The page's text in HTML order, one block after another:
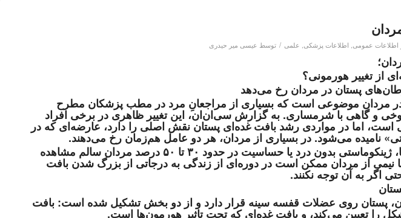
اطلاعات عمومی, اطلاعات پزشکی, علمی / توسط عیسی میر حیدری
از تغییر هورمونی؟
پستان در مردان رخ می‌دهد
مردان موضوعی است که بسیاری از مراجعانِ مرد در مطب پزشکان مطرح
و گاهی با شرمساری. به گزارش سی‌ان‌ان، این تغییر ظاهری در برخی افراد
است، اما در مواردی رشد بافت غده‌ای پستان نقش اصلی را دارد، عارضه‌ای که در
نامیده می‌شود. در بسیاری از مردان، هر دو عامل هم‌زمان رخ می‌دهند.
بر اساس پژوهش‌ها، ژینکوماستی بدون درد یا حساسیت در حدود ۳۰ تا ۵۰ درصد مردان سالم مشاهده
نیمی از مردان ممکن است در دوره‌ای از زندگی به درجاتی از بزرگ شدن بافت
اگر به آن توجه نکنند.
پستان روی عضلات قفسه سینه قرار دارد و از دو بخش تشکیل شده است: بافت
را تعیین می‌کند، و بافت غده‌ای که تحت تاثیر هورمون‌ها است.